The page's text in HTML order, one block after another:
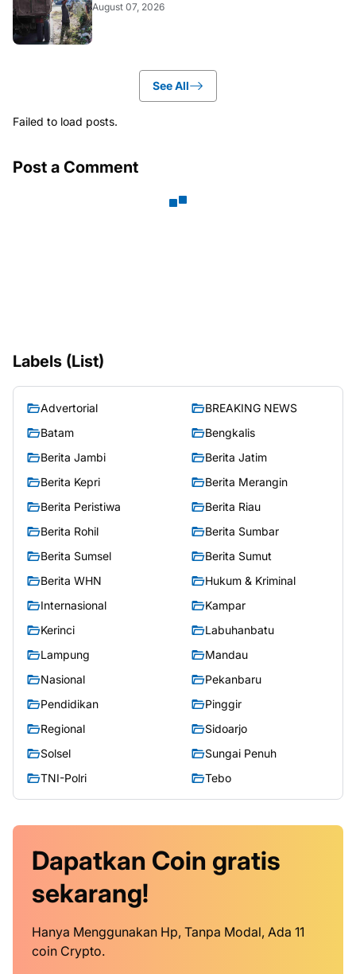
August 07, 2026
See All
Failed to load posts.
Post a Comment
Labels (List)
Advertorial
BREAKING NEWS
Batam
Bengkalis
Berita Jambi
Berita Jatim
Berita Kepri
Berita Merangin
Berita Peristiwa
Berita Riau
Berita Rohil
Berita Sumbar
Berita Sumsel
Berita Sumut
Berita WHN
Hukum & Kriminal
Internasional
Kampar
Kerinci
Labuhanbatu
Lampung
Mandau
Nasional
Pekanbaru
Pendidikan
Pinggir
Regional
Sidoarjo
Solsel
Sungai Penuh
TNI-Polri
Tebo
Dapatkan Coin gratis
sekarang!
Hanya Menggunakan Hp, Tanpa Modal, Ada 11
coin Crypto.